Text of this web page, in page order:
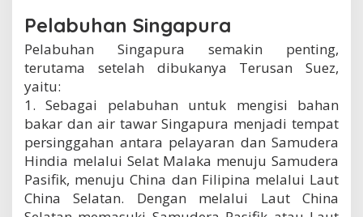
Pelabuhan Singapura
Pelabuhan Singapura semakin penting,
terutama setelah dibukanya Terusan Suez,
yaitu:
1. Sebagai pelabuhan untuk mengisi bahan
bakar dan air tawar Singapura menjadi tempat
persinggahan antara pelayaran dan Samudera
Hindia melalui Selat Malaka menuju Samudera
Pasifik, menuju China dan Filipina melalui Laut
China Selatan. Dengan melalui Laut China